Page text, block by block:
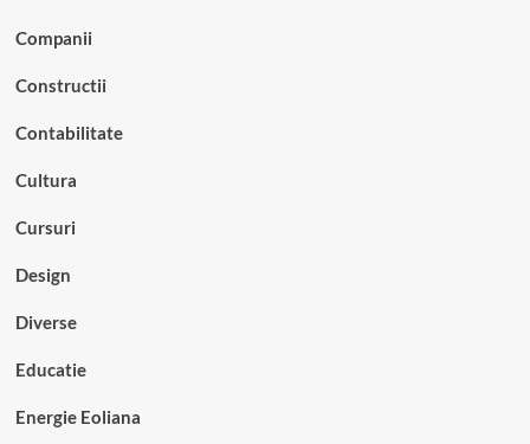
Companii
Constructii
Contabilitate
Cultura
Cursuri
Design
Diverse
Educatie
Energie Eoliana